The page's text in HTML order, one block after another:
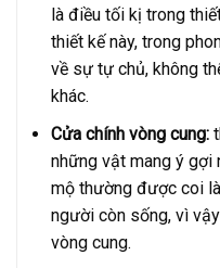
là điều tối kị trong
thiết kế này, trong
về sự tự chủ, không
khác.
Cửa chính vòng cung:
những vật mang ý gợi
mộ thường được coi
người còn sống, vì
vòng cung.